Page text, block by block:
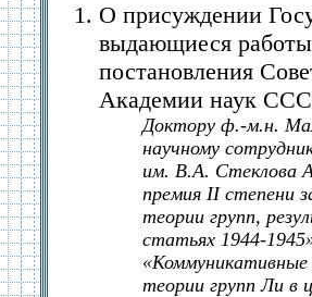
О присуждении
выдающиеся работы
постановления
Академии наук
Доктору ф.-м.н.
научному
им. В.А. Стеклова
премия II степени
теории групп,
статьях 1944-
теории групп Ли в